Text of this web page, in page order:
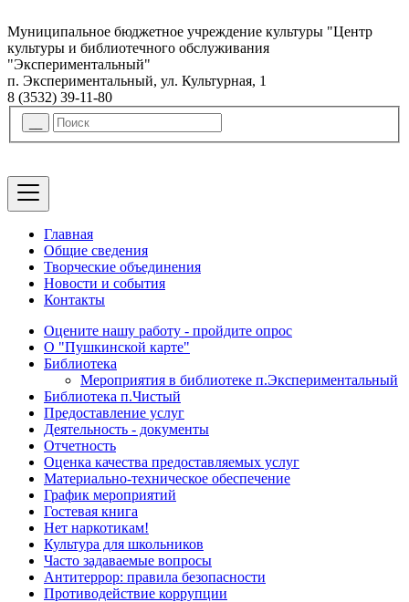
Муниципальное бюджетное учреждение культуры "Центр
культуры и библиотечного обслуживания
"Экспериментальный"
п. Экспериментальный, ул. Культурная, 1
8 (3532) 39-11-80
Главная
Общие сведения
Творческие объединения
Новости и события
Контакты
Оцените нашу работу - пройдите опрос
О "Пушкинской карте"
Библиотека
Мероприятия в библиотеке п.Экспериментальный
Библиотека п.Чистый
Предоставление услуг
Деятельность - документы
Отчетность
Оценка качества предоставляемых услуг
Материально-техническое обеспечение
График мероприятий
Гостевая книга
Нет наркотикам!
Культура для школьников
Часто задаваемые вопросы
Антитеррор: правила безопасности
Противодействие коррупции